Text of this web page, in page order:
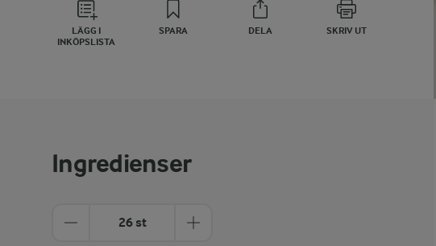
LÄGG I
INKÖPSLISTA
SPARA DELA SKRIV UT
Ingredienser
26 st